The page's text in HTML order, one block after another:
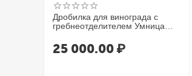
Дробилка для винограда с
гребнеотделителем Умница
25 000.00 ₽